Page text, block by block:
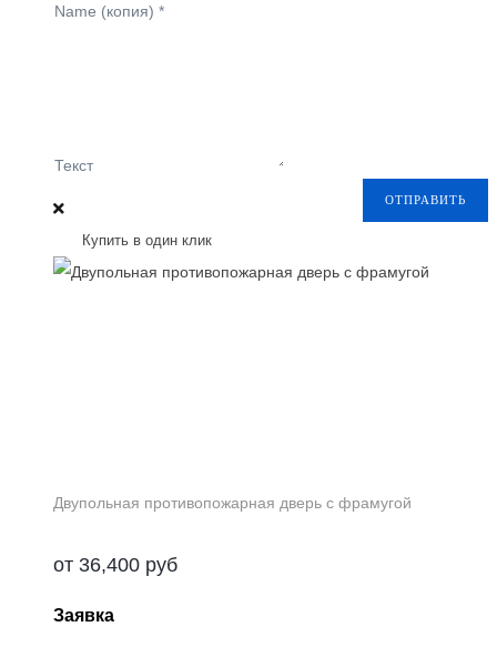
Name (копия) *
Текст
ОТПРАВИТЬ
Купить в один клик
Двупольная противопожарная дверь с фрамугой
от 36,400 руб
Заявка